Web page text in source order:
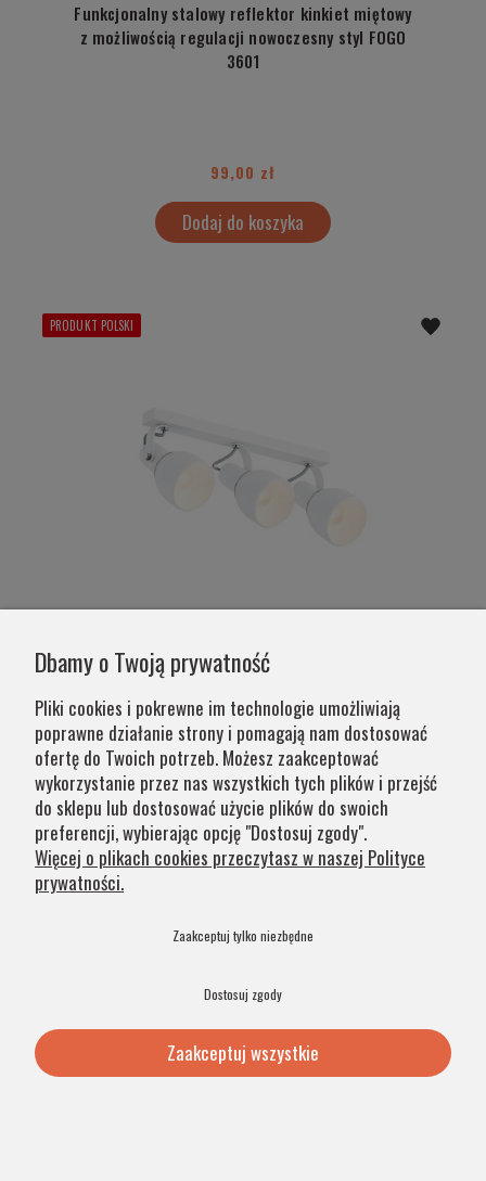
Funkcjonalny stalowy reflektor kinkiet miętowy
z możliwością regulacji nowoczesny styl FOGO
3601
99,00 zł
Dodaj do koszyka
Funkcjonalny stalowy reflektor plafon 3-
płomienny biały z możliwością regulacji
nowoczesny styl listwa FOGO 1296
299,00 zł
PRODUKT POLSKI
Dbamy o Twoją prywatność
Pliki cookies i pokrewne im technologie umożliwiają
poprawne działanie strony i pomagają nam dostosować
ofertę do Twoich potrzeb. Możesz zaakceptować
wykorzystanie przez nas wszystkich tych plików i przejść
do sklepu lub dostosować użycie plików do swoich
preferencji, wybierając opcję "Dostosuj zgody".
Więcej o plikach cookies przeczytasz w naszej Polityce
prywatności.
Zaakceptuj tylko niezbędne
Dostosuj zgody
Zaakceptuj wszystkie